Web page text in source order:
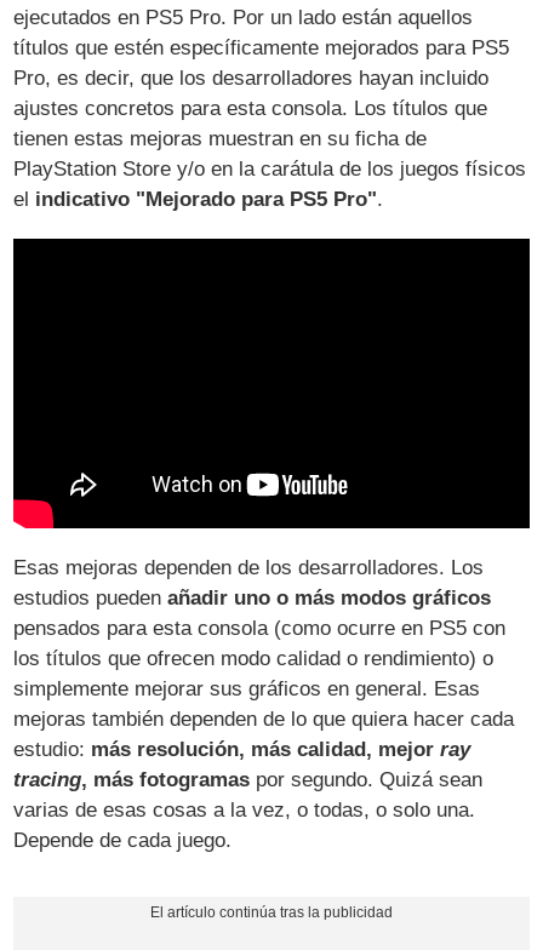
ejecutados en PS5 Pro. Por un lado están aquellos
títulos que estén específicamente mejorados para PS5
Pro, es decir, que los desarrolladores hayan incluido
ajustes concretos para esta consola. Los títulos que
tienen estas mejoras muestran en su ficha de
PlayStation Store y/o en la carátula de los juegos físicos
el indicativo "Mejorado para PS5 Pro".
Esas mejoras dependen de los desarrolladores. Los
estudios puedenañadir uno o más modos gráficos
pensados para esta consola (como ocurre en PS5 con
los títulos que ofrecen modo calidad o rendimiento) o
simplemente mejorar sus gráficos en general. Esas
mejoras también dependen de lo que quiera hacer cada
estudio: más resolución, más calidad, mejorray
tracing, más fotogramas por segundo. Quizá sean
varias de esas cosas a la vez, o todas, o solo una.
Depende de cada juego.